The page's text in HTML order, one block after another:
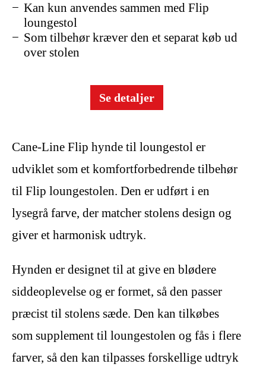
Cane-Line Flip hynde til loungestol er
udviklet som et komfortforbedrende tilbehør
til Flip loungestolen. Den er udført i en
lysegrå farve, der matcher stolens design og
giver et harmonisk udtryk.
Hynden er designet til at give en blødere
siddeoplevelse og er formet, så den passer
præcist til stolens sæde. Den kan tilkøbes
som supplement til loungestolen og fås i flere
farver, så den kan tilpasses forskellige udtryk
Kan kun anvendes sammen med Flip
loungestol
Som tilbehør kræver den et separat køb ud
over stolen
Se detaljer